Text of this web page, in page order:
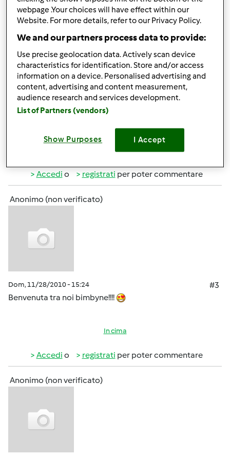
lully Iscritto : 05.12.2008
Dom, 11/28/2010 - 14:51
ciao Veronica, benvenuta!!!!
, vedrai che nn potrai più
farne a meno, garantito!!!!
In cima
Accedi o registrati per poter commentare
Anonimo (non verificato)
Dom, 11/28/2010 - 15:24
#3
Benvenuta tra noi bimbyne!!!!
In cima
Accedi o registrati per poter commentare
Anonimo (non verificato)
webpage .Your choices will have effect within our
Website. For more details, refer to our Privacy Policy.
We and our partners process data to provide:
Use precise geolocation data. Actively scan device
characteristics for identification. Store and/or access
information on a device. Personalised advertising and
content, advertising and content measurement,
audience research and services development.
List of Partners (vendors)
Show Purposes I Accept